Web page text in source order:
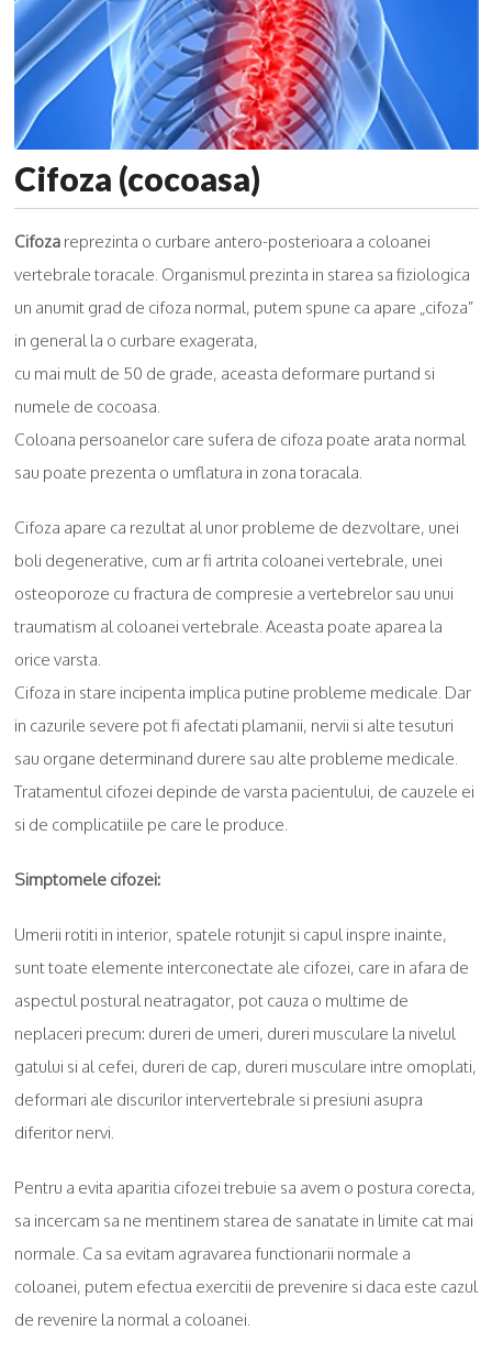
Cifoza (cocoasa)
Cifozareprezinta o curbare antero-posterioara a coloanei
vertebrale toracale. Organismul prezinta in starea sa fiziologica
un anumit grad de cifoza normal, putem spune ca apare „cifoza”
in general la o curbare exagerata,
cu mai mult de 50 de grade, aceasta deformare purtand si
numele de cocoasa.
Coloana persoanelor care sufera de cifoza poate arata normal
sau poate prezenta o umflatura in zona toracala.
Cifoza apare ca rezultat al unor probleme de dezvoltare, unei
boli degenerative, cum ar fi artrita coloanei vertebrale, unei
osteoporoze cu fractura de compresie a vertebrelor sau unui
traumatism al coloanei vertebrale. Aceasta poate aparea la
orice varsta.
Cifoza in stare incipenta implica putine probleme medicale. Dar
in cazurile severe pot fi afectati plamanii, nervii si alte tesuturi
sau organe determinand durere sau alte probleme medicale.
Tratamentul cifozei depinde de varsta pacientului, de cauzele ei
si de complicatiile pe care le produce.
Simptomele cifozei:
Umerii rotiti in interior, spatele rotunjit si capul inspre inainte,
sunt toate elemente interconectate ale cifozei, care in afara de
aspectul postural neatragator, pot cauza o multime de
neplaceri precum: dureri de umeri, dureri musculare la nivelul
gatului si al cefei, dureri de cap, dureri musculare intre omoplati,
deformari ale discurilor intervertebrale si presiuni asupra
diferitor nervi.
Pentru a evita aparitia cifozei trebuie sa avem o postura corecta,
sa incercam sa ne mentinem starea de sanatate in limite cat mai
normale. Ca sa evitam agravarea functionarii normale a
coloanei, putem efectua exercitii de prevenire si daca este cazul
de revenire la normal a coloanei.